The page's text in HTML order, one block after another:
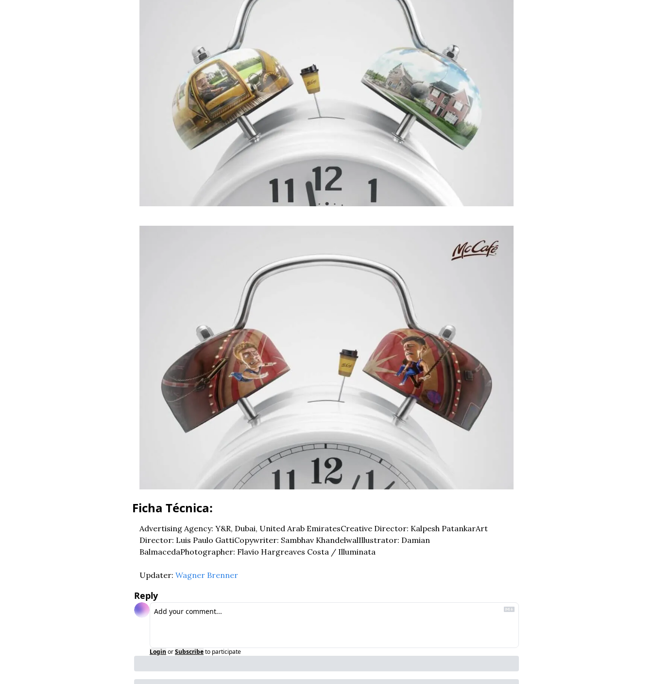
Ficha Técnica:
Advertising Agency: Y&R, Dubai, United Arab EmiratesCreative Director: Kalpesh PatankarArt
Director: Luis Paulo GattiCopywriter: Sambhav KhandelwalIllustrator: Damian
BalmacedaPhotographer: Flavio Hargreaves Costa / Illuminata
Updater: Wagner Brenner
Reply
Login orSubscribeto participate